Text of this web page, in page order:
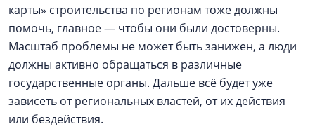
карты» строительства по регионам тоже должны
помочь, главное — чтобы они были достоверны.
Масштаб проблемы не может быть занижен, а люди
должны активно обращаться в различные
государственные органы. Дальше всё будет уже
зависеть от региональных властей, от их действия
или бездействия.